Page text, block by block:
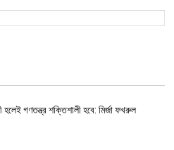
হলেই গণতন্ত্র শক্তিশালী হবে: মির্জা ফখরুল